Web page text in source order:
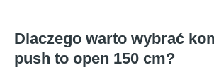
Dlaczego warto wybrać
push to open 150 cm?